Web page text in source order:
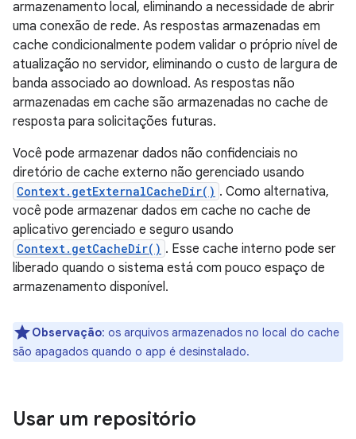
armazenamento local, eliminando a necessidade de abrir
uma conexão de rede. As respostas armazenadas em
cache condicionalmente podem validar o próprio nível de
atualização no servidor, eliminando o custo de largura de
banda associado ao download. As respostas não
armazenadas em cache são armazenadas no cache de
resposta para solicitações futuras.
Você pode armazenar dados não confidenciais no
diretório de cache externo não gerenciado usando
Context.getExternalCacheDir() . Como alternativa,
você pode armazenar dados em cache no cache de
aplicativo gerenciado e seguro usando
Context.getCacheDir() . Esse cache interno pode ser
liberado quando o sistema está com pouco espaço de
armazenamento disponível.
Observação: os arquivos armazenados no local do cache
são apagados quando o app é desinstalado.
Usar um repositório